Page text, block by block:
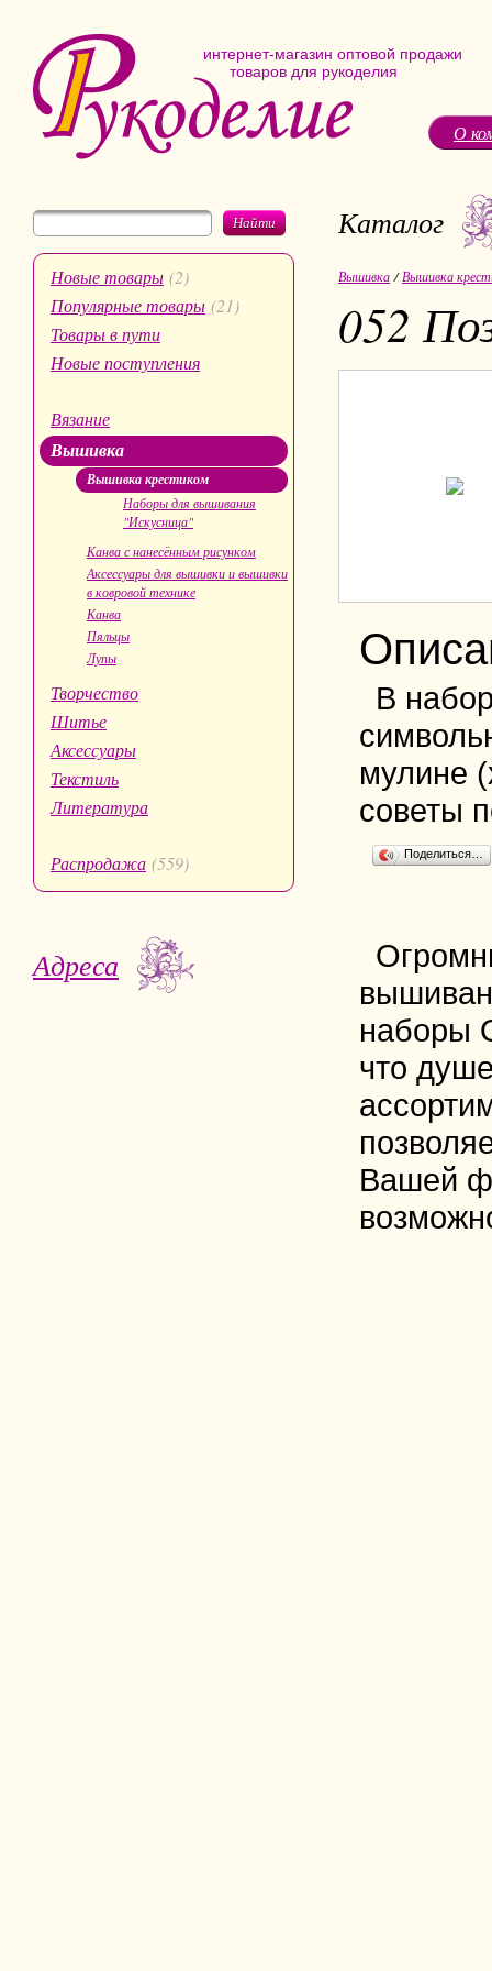
интернет-магазин оптовой продажи
товаров для рукоделия
О
Найти
Новые товары (2)
Популярные товары (21)
Товары в пути
Новые поступления
Вязание
Вышивка
Вышивка крестиком
Наборы для вышивания
"Искусница"
Канва с нанесённым рисунком
Аксессуары для вышивки и вышивки
в ковровой технике
Канва
Пяльцы
Лупы
Творчество
Шитье
Аксессуары
Текстиль
Литература
Распродажа (559)
Адреса
Каталог
Вышивка /Вышивка
052
В
мулине
советы
Поделиться…
наборы
что
Вашей